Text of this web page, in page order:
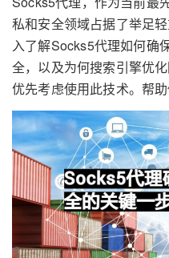
私和安全领域占据了举足
入了解Socks5代理如何确
全，以及为何搜索引擎优
优先考虑使用此技术。帮